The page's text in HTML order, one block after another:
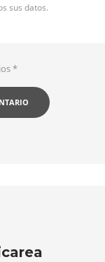
sus datos.
*